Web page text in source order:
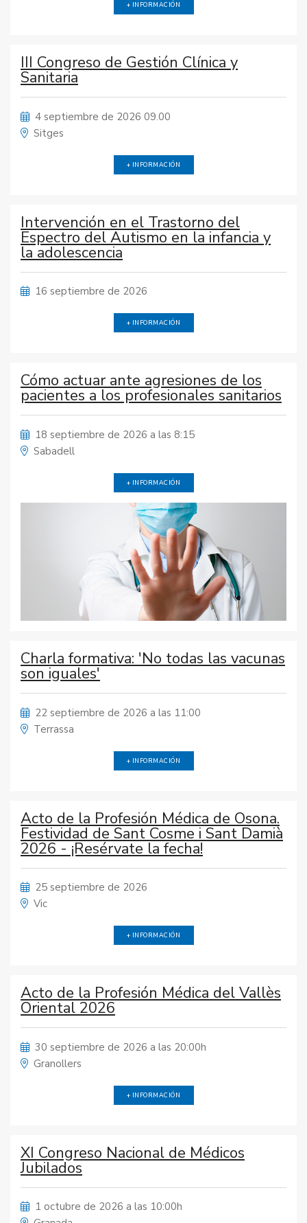
+ INFORMACIÓN
III Congreso de Gestión Clínica y
Sanitaria
4 septiembre de 2026 09.00
Sitges
+ INFORMACIÓN
Intervención en el Trastorno del
Espectro del Autismo en la infancia y
la adolescencia
16 septiembre de 2026
+ INFORMACIÓN
Cómo actuar ante agresiones de los
pacientes a los profesionales sanitarios
18 septiembre de 2026 a las 8:15
Sabadell
+ INFORMACIÓN
Charla formativa: 'No todas las vacunas
son iguales'
22 septiembre de 2026 a las 11:00
Terrassa
+ INFORMACIÓN
Acto de la Profesión Médica de Osona.
Festividad de Sant Cosme i Sant Damià
2026 - ¡Resérvate la fecha!
25 septiembre de 2026
Vic
+ INFORMACIÓN
Acto de la Profesión Médica del Vallès
Oriental 2026
30 septiembre de 2026 a las 20:00h
Granollers
+ INFORMACIÓN
XI Congreso Nacional de Médicos
Jubilados
1 octubre de 2026 a las 10:00h